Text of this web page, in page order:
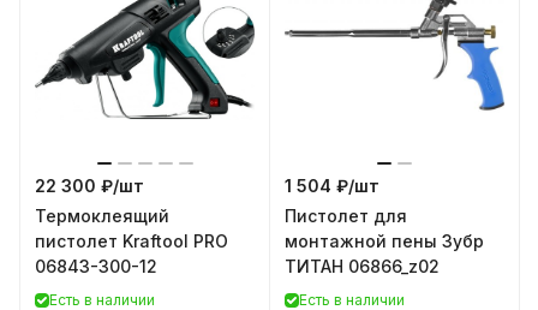
22 300 ₽/шт
Термоклеящий
пистолет Kraftool PRO
06843-300-12
Есть в наличии
1 504 ₽/шт
Пистолет для
монтажной пены Зубр
ТИТАН 06866_z02
Есть в наличии